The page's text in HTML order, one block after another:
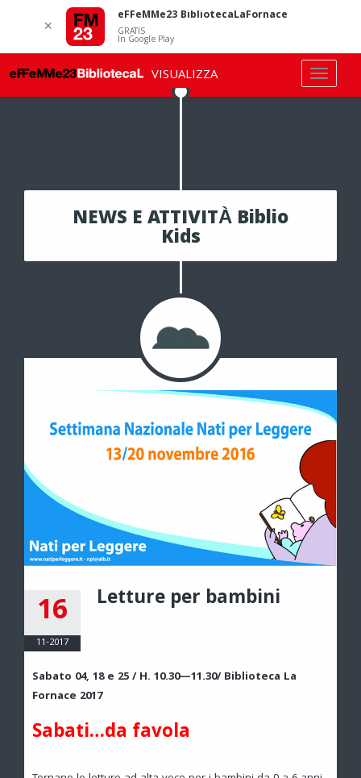
NEWS E ATTIVITÀ Biblio
Kids
16
11-2017
Letture per bambini
Sabato 04, 18 e 25 / H. 10.30—11.30/ Biblioteca La
Fornace 2017
Sabati…da favola
✕
eFFeMMe23 BibliotecaLaFornace
GRATIS
In Google Play
VISUALIZZA